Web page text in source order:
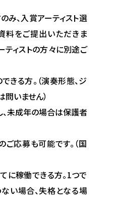
み、入賞アーティスト選
料をご提出いただきま
ティストの方々に別途ご
きる方。（演奏形態、ジ
問いません）
、未成年の場合は保護者
ご応募も可能です。（国
に稼働できる方。1つで
い場合、失格となる場